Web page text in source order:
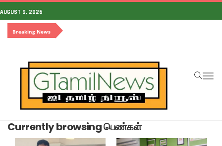
AUGUST 9, 2026
Breaking News
Currently browsing பெண்கள்